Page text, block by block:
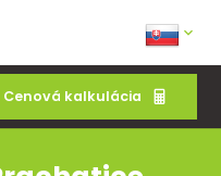
Cenová kalkulácia